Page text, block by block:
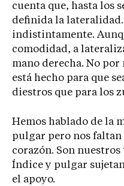
cuenta que, hasta los
definida la
indistintamente.
comodidad, a
mano derecha. No por
está hecho para que
diestros que para los
Hemos hablado de la
pulgar pero nos
corazón. Son
Índice y pulgar
el apoyo.